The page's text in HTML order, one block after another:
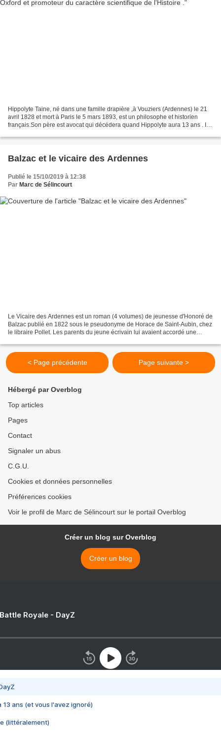
Hippolyte Taine, né dans une famille drapière ,à Vouziers (Ardennes) le 21
avril 1828 et mort à Paris le 5 mars 1893, est un philosophe et historien
français.Son père est avocat qui décédera quand Hippolyte aura 13 ans . Il
Balzac et le vicaire des Ardennes
Publié le 15/10/2019 à 12:38
Par Marc de Sélincourt
Le Vicaire des Ardennes est un roman (4 volumes) de jeunesse d'Honoré de
Balzac publié en 1822 sous le pseudonyme de Horace de Saint-Aubin, chez
le libraire Pollet. Les parents du jeune écrivain lui avaient accordé une
< Page précédente Page suivante >
Hébergé par Overblog
Top articles
Pages
Contact
Signaler un abus
C.G.U.
Cookies et données personnelles
Préférences cookies
Voir le profil de Marc de Sélincourt sur le portail Overblog
Créer un blog sur Overblog
Créer un blog
Royale - DayZ
13 ans (et vous l'avez ignoré)
(littéralement)